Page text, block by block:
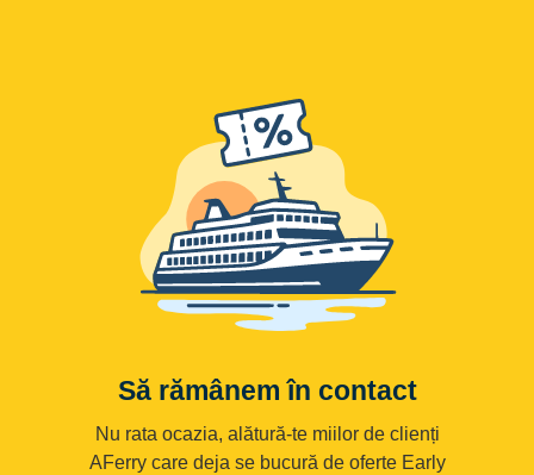
Să rămânem în contact
Nu rata ocazia, alătură-te miilor de clienți
AFerry care deja se bucură de oferte Early